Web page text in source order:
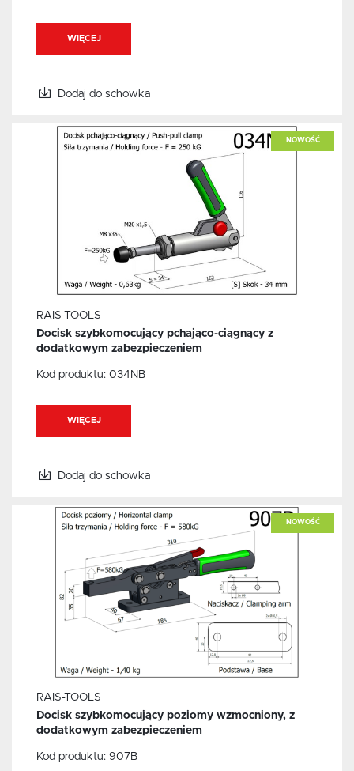
WIĘCEJ
Dodaj do schowka
NOWOŚĆ
RAIS-TOOLS
Docisk szybkomocujący pchająco-ciągnący z
dodatkowym zabezpieczeniem
Kod produktu: 034NB
WIĘCEJ
Dodaj do schowka
NOWOŚĆ
RAIS-TOOLS
Docisk szybkomocujący poziomy wzmocniony, z
dodatkowym zabezpieczeniem
Kod produktu: 907B